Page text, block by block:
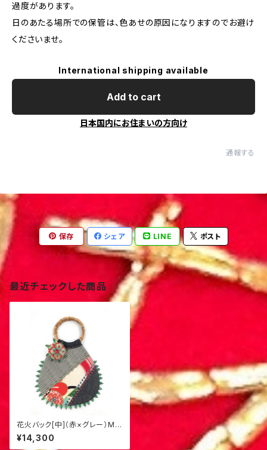
過度があります。
日のあたる場所での保管は、色あせの原因になりますのでお避け
くださいませ。
International shipping available
Add to cart
日本国内にお住まいの方向け
通報する
保存 シェア LINE ポスト
最近チェックした商品
花火バック[中]（赤×グレー）M-
4
¥14,300